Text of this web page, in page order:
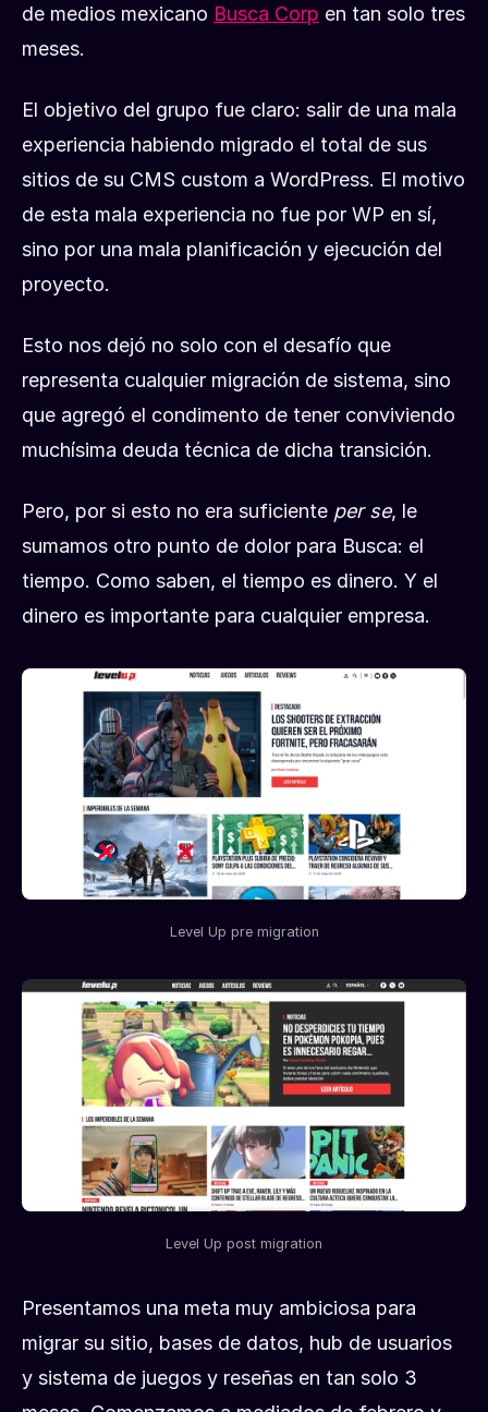
de medios mexicano Busca Corp en tan solo tres
meses.
El objetivo del grupo fue claro: salir de una mala
experiencia habiendo migrado el total de sus
sitios de su CMS custom a WordPress. El motivo
de esta mala experiencia no fue por WP en sí,
sino por una mala planificación y ejecución del
proyecto.
Esto nos dejó no solo con el desafío que
representa cualquier migración de sistema, sino
que agregó el condimento de tener conviviendo
muchísima deuda técnica de dicha transición.
Pero, por si esto no era suficiente per se, le
sumamos otro punto de dolor para Busca: el
tiempo. Como saben, el tiempo es dinero. Y el
dinero es importante para cualquier empresa.
Level Up pre migration
Level Up post migration
Presentamos una meta muy ambiciosa para
migrar su sitio, bases de datos, hub de usuarios
y sistema de juegos y reseñas en tan solo 3